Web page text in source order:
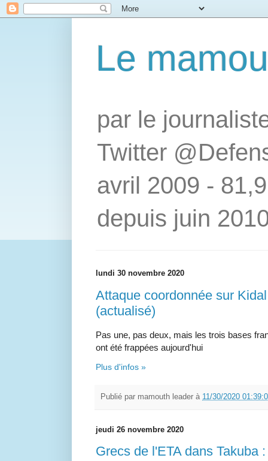
Le
par le
Twitter
avril 2009 -
depuis juin
lundi 30 novembre 2020
Attaque coordonnée sur
(actualisé)
Pas une, pas deux, mais les trois bases
ont été frappées aujourd'hui
Plus d'infos »
Publié par mamouth leader à 11/30/2020
jeudi 26 novembre 2020
Grecs de l'ETA dans Takuba